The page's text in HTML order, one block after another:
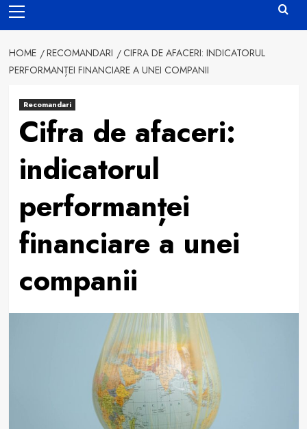
Menu
HOME RECOMANDARI
CIFRA DE AFACERI: INDICATORUL
PERFORMANȚEI FINANCIARE A UNEI COMPANII
Recomandari
Cifra de afaceri:
indicatorul
performanței
financiare a unei
companii